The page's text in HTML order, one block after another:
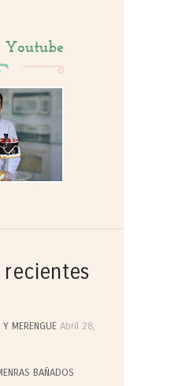
recientes
MERENGUE Abril 28,
BAÑADOS